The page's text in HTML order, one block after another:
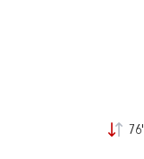
76'